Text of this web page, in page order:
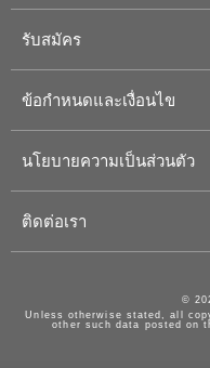
รับสมัคร
ข้อกำหนดและเงื่อนไข
นโยบายความเป็นส่วนตัว
ติดต่อเรา
©
Unless otherwise stated, all
other such data posted on